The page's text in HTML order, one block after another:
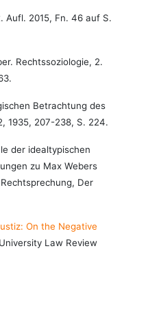
Aufl. 2015, Fn. 46 auf S.
Rechtssoziologie, 2.
Betrachtung des
1935, 207-238, S. 224.
der idealtypischen
zu Max Webers
Der
On the Negative
Law Review